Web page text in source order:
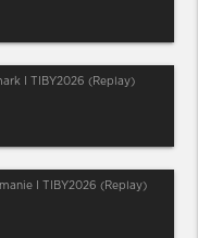
I TIBY2026 (Replay)
I TIBY2026 (Replay)